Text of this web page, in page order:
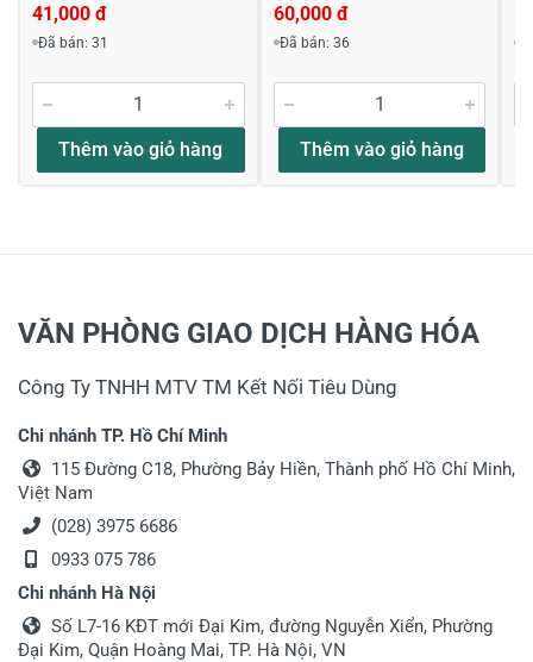
Viết nhận xét về sản phẩm
Đánh giá sao
Viết nhận xét của bạn vào bên dưới *
Gửi nhận xét
41,000 đ
Đã bán: 31
Thêm vào giỏ hàng
60,000 đ
Đã bán: 36
Thêm vào giỏ hàng
VĂN PHÒNG GIAO DỊCH HÀNG HÓA
Công Ty TNHH MTV TM Kết Nối Tiêu Dùng
Chi nhánh TP. Hồ Chí Minh
115 Đường C18, Phường Bảy Hiền, Thành phố Hồ Chí Minh,
Việt Nam
(028) 3975 6686
0933 075 786
Chi nhánh Hà Nội
Số L7-16 KĐT mới Đại Kim, đường Nguyễn Xiển, Phường
Đại Kim, Quận Hoàng Mai, TP. Hà Nội, VN